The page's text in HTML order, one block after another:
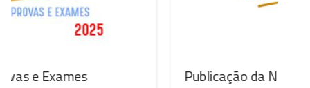
Publicação da Norma 02/JNE/2025